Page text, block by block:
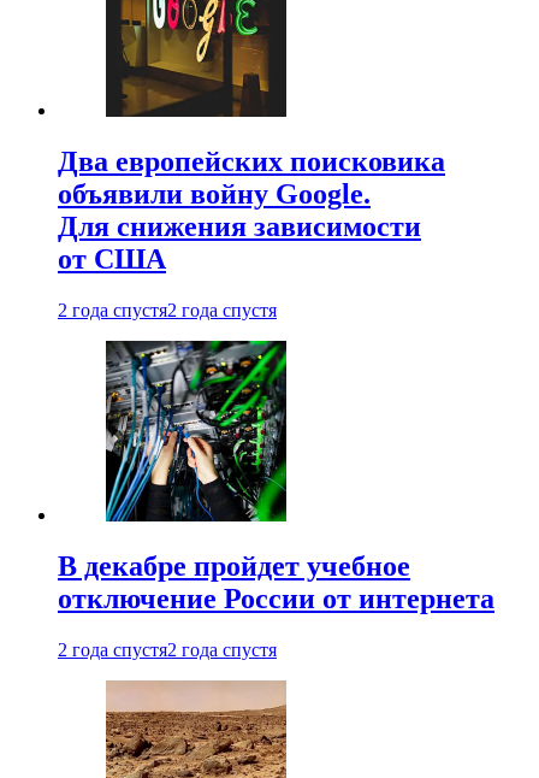
Два европейских поисковика
объявили войну Google.
Для снижения зависимости
от США
2 года спустя2 года спустя
В декабре пройдет учебное
отключение России от интернета
2 года спустя2 года спустя